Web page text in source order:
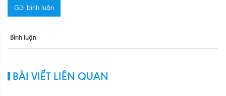
Gửi bình luận
Bình luận
BÀI VIẾT LIÊN QUAN